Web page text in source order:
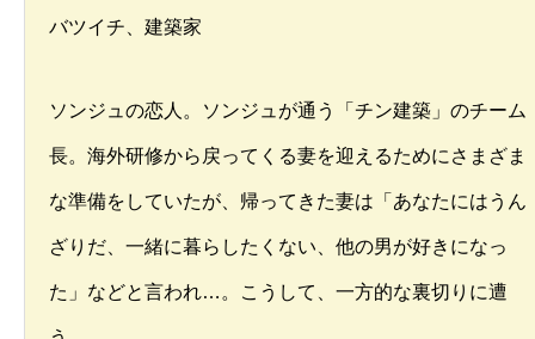
バツイチ、建築家
ソンジュの恋人。ソンジュが通う「チン建築」のチーム
長。海外研修から戻ってくる妻を迎えるためにさまざま
な準備をしていたが、帰ってきた妻は「あなたにはうん
ざりだ、一緒に暮らしたくない、他の男が好きになっ
た」などと言われ…。こうして、一方的な裏切りに遭